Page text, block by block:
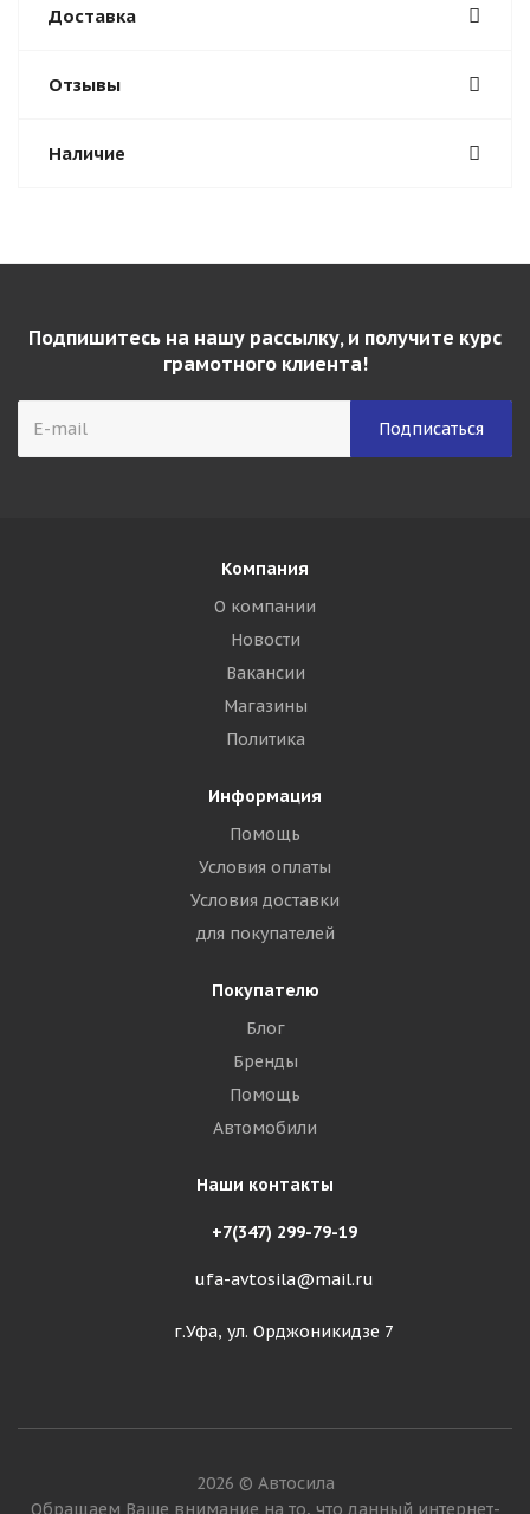
Доставка
Отзывы
Наличие
Подпишитесь на нашу рассылку, и получите курс
грамотного клиента!
Компания
О компании
Новости
Вакансии
Магазины
Политика
Информация
Помощь
Условия оплаты
Условия доставки
для покупателей
Покупателю
Блог
Бренды
Помощь
Автомобили
Наши контакты
+7(347) 299-79-19
ufa-avtosila@mail.ru
г.Уфа, ул. Орджоникидзе 7
2026 © Автосила
Обращаем Ваше внимание на то, что данный интернет-